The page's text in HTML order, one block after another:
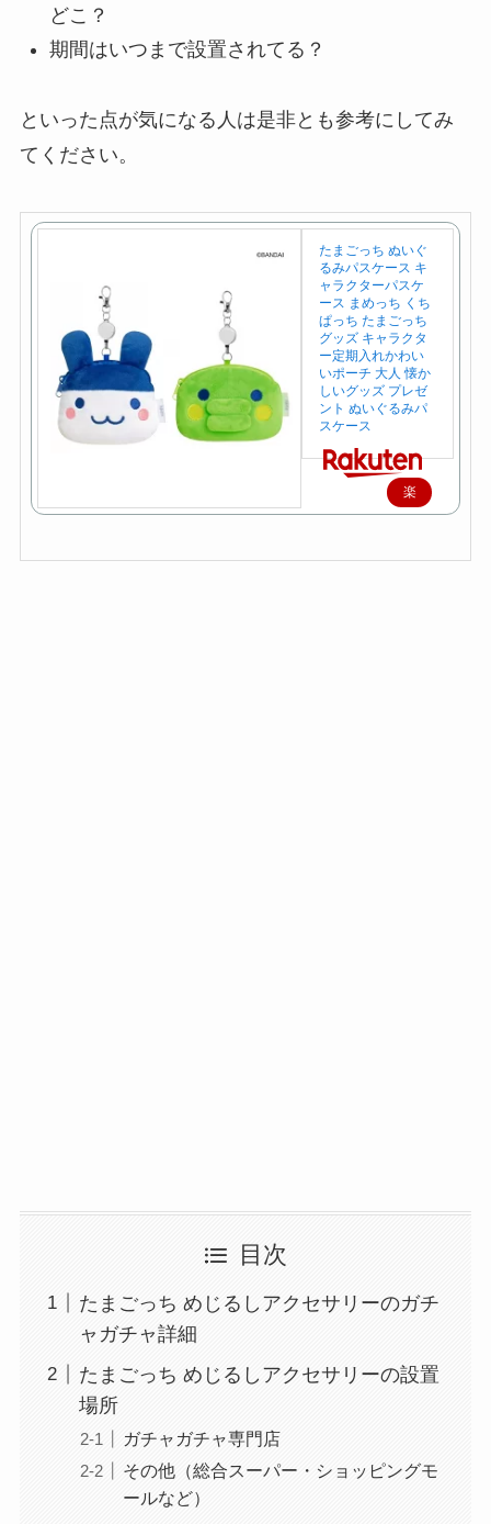
どこ？
期間はいつまで設置されてる？
といった点が気になる人は是非とも参考にしてみ
てください。
たまごっち ぬいぐ
るみパスケース キ
ャラクターパスケ
ース まめっち くち
ぱっち たまごっち
グッズ キャラクタ
ー定期入れかわい
いポーチ 大人 懐か
しいグッズ プレゼ
ント ぬいぐるみパ
スケース
楽
目次
たまごっち めじるしアクセサリーのガチ
ャガチャ詳細
たまごっち めじるしアクセサリーの設置
場所
ガチャガチャ専門店
その他（総合スーパー・ショッピングモ
ールなど）